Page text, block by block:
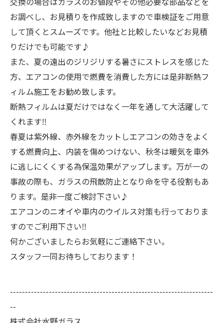
お調べし、お見積りを作成致しますので車検証をご用意
して頂くとスムーズです。他社と比較したいなどお見積
りだけでも可能です♪
また、夏の遠出のジリジリする暑さにストレスを感じた
方、エアコンの使用で燃費を消費した方には是非断熱フ
ィルム施工をお勧め致します。
断熱フィルムは夏だけではなく一年を通して大活躍して
くれます‼
春夏は紫外線、赤外線をカットしエアコンの効きをよく
する燃費向上、内装を傷めつけない、秋冬は暖気を車外
に逃しにくくする為保温効果がアップします。万が一の
事故の際も、ガラスの飛散防止となり命を守る役割もあ
ります。是非一度ご検討下さい♪
エアコンのニオイや車内のウイルス対策も行っておりま
すのでご利用下さい‼
何かございましたらお気軽にご連絡下さい。
スタッフ一同お待ちしております！
--------------------------------------------------------------------
--